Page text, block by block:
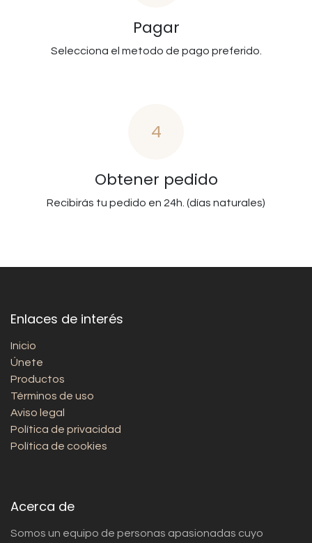
Pagar
Selecciona el metodo de pago preferido.
4
Obtener pedido
Recibirás tu pedido en 24h. (días naturales)
Enlaces de interés
Inicio
Únete
Productos
Términos de uso
Aviso legal
Política de privacidad
Política de cookies
Acerca de
Somos un equipo de personas apasionadas cuyo